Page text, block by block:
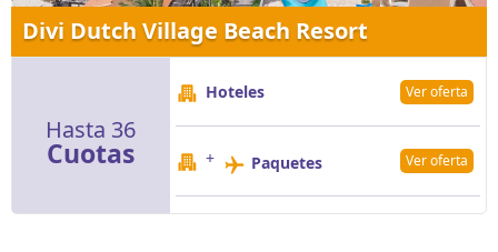
Divi Dutch Village Beach Resort
Hasta 36
Cuotas
Hoteles Ver oferta
+ Paquetes Ver oferta